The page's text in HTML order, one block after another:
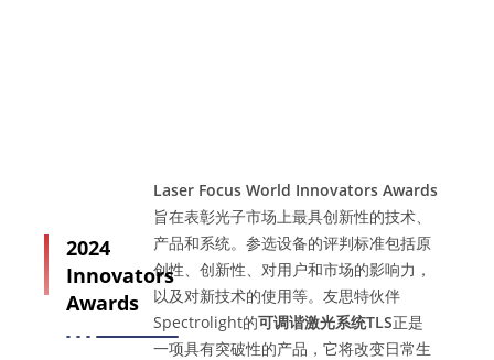
2024
Innovators
Awards
Laser Focus World Innovators Awards
旨在表彰光子市场上最具创新性的技术、
产品和系统。参选设备的评判标准包括原
创性、创新性、对用户和市场的影响力，
以及对新技术的使用等。友思特伙伴
Spectrolight的可调谐激光系统TLS正是
一项具有突破性的产品，它将改变日常生